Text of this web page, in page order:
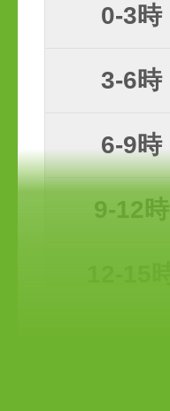
0-3時
3-6時
6-9時
9-12時